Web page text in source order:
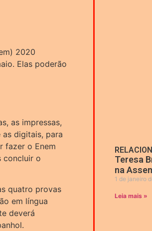
2020
Elas poderão
as impressas,
digitais, para
fazer o Enem
concluir o
quatro provas
em língua
deverá
Teresa
na
1 de janeiro
Leia mais »